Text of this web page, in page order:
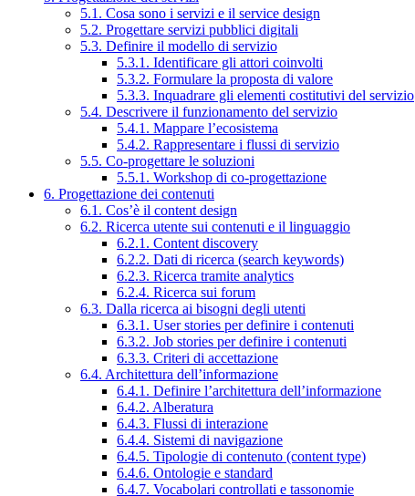
5.1. Cosa sono i servizi e il service design
5.2. Progettare servizi pubblici digitali
5.3. Definire il modello di servizio
5.3.1. Identificare gli attori coinvolti
5.3.2. Formulare la proposta di valore
5.3.3. Inquadrare gli elementi costitutivi del servizio
5.4. Descrivere il funzionamento del servizio
5.4.1. Mappare l’ecosistema
5.4.2. Rappresentare i flussi di servizio
5.5. Co-progettare le soluzioni
5.5.1. Workshop di co-progettazione
6. Progettazione dei contenuti
6.1. Cos’è il content design
6.2. Ricerca utente sui contenuti e il linguaggio
6.2.1. Content discovery
6.2.2. Dati di ricerca (search keywords)
6.2.3. Ricerca tramite analytics
6.2.4. Ricerca sui forum
6.3. Dalla ricerca ai bisogni degli utenti
6.3.1. User stories per definire i contenuti
6.3.2. Job stories per definire i contenuti
6.3.3. Criteri di accettazione
6.4. Architettura dell’informazione
6.4.1. Definire l’architettura dell’informazione
6.4.2. Alberatura
6.4.3. Flussi di interazione
6.4.4. Sistemi di navigazione
6.4.5. Tipologie di contenuto (content type)
6.4.6. Ontologie e standard
6.4.7. Vocabolari controllati e tassonomie